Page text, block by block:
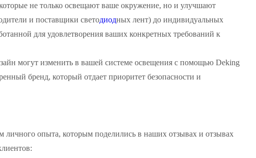
не только освещают ваше окружение, но и улучшают
и поставщики светодиодных лент) до индивидуальных
для удовлетворения ваших конкретных требований к
могут изменить в вашей системе освещения с помощью Deking
бренд, который отдает приоритет безопасности и
опыта, которым поделились в наших отзывах и отзывах